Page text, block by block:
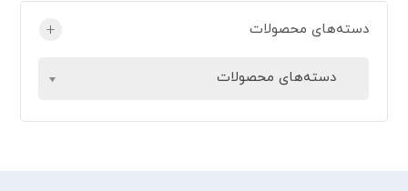
دسته‌های محصولات +
دسته‌های محصولات